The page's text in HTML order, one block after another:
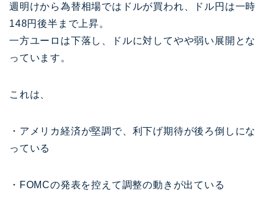
週明けから為替相場ではドルが買われ、ドル円は一時
148円後半まで上昇。
一方ユーロは下落し、ドルに対してやや弱い展開とな
っています。
これは、
・アメリカ経済が堅調で、利下げ期待が後ろ倒しにな
っている
・FOMCの発表を控えて調整の動きが出ている